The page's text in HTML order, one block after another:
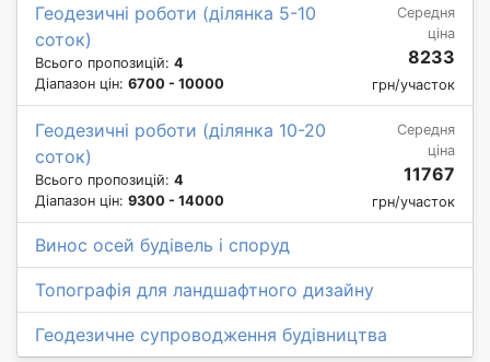
Геодезичні роботи (ділянка 5-10
соток)
Всього пропозицій: 4
Діапазон цін: 6700 - 10000
Середня
ціна
8233
грн/участок
Геодезичні роботи (ділянка 10-20
соток)
Всього пропозицій: 4
Діапазон цін: 9300 - 14000
Середня
ціна
11767
грн/участок
Винос осей будівель і споруд
Топографія для ландшафтного дизайну
Геодезичне супроводження будівництва